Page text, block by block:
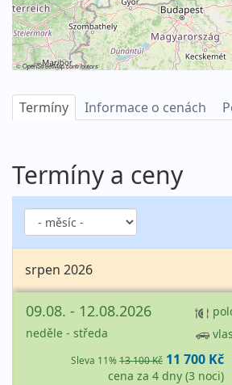
©OpenStreetMapcontributors
Termíny Informace o cenách
Termíny a ceny
srpen 2026
09.08. - 12.08.2026
neděle - středa
Sleva 11%13 100 Kč 11 700 Kč
cena za 4 dny (3 noci)